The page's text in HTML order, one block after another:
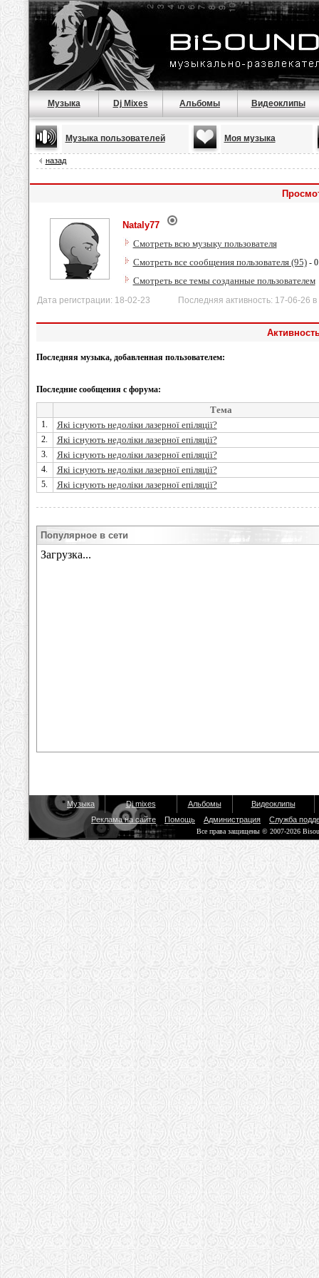
Музыка Dj Mixes Альбомы Видеоклипы
Музыка пользователей Моя музыка
назад
Nataly77
Смотреть всю музыку пользователя
Смотреть все сообщения пользователя (95)-
Смотреть все темы созданные пользователем
Дата регистрации: 18-02-23 Последняя активность: 17-06-26 в
Последняя музыка, добавленная пользователем:
Последние сообщения с форума:
Тема
1. Які існують недоліки лазерної епіляції?
2. Які існують недоліки лазерної епіляції?
3. Які існують недоліки лазерної епіляції?
4. Які існують недоліки лазерної епіляції?
5. Які існують недоліки лазерної епіляції?
Популярное в сети
Музыка Dj mixes Альбомы
Видеоклипы
Реклама на сайте
Помощь Администрация Служба
Все права защищены © 2007-2026